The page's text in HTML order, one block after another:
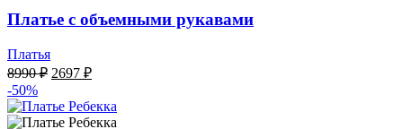
Платье с объемными рукавами
Платья
8990₽ Первоначальная
составляла
8990 ₽.
2697 ₽Текущая
2697 ₽.
-50%